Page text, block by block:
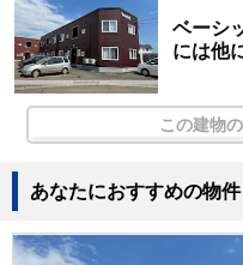
ベーシ
には他
この建物
あなたにおすすめの物件